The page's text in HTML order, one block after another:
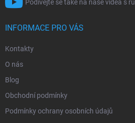
Podívejte se také na naše videa s
INFORMACE PRO VÁS
Kontakty
O nás
Blog
Obchodní podmínky
Podmínky ochrany osobních údajů